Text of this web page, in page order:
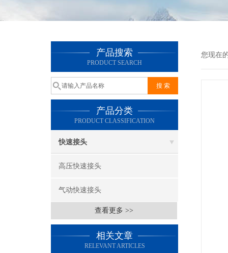
产品搜索
PRODUCT SEARCH
产品分类
PRODUCT CLASSIFICATION
快速接头
高压快速接头
气动快速接头
查看更多 >>
相关文章
RELEVANT ARTICLES
您现在